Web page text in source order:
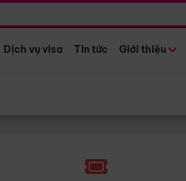
Dịch vụ visa Tin tức Giới thiệu